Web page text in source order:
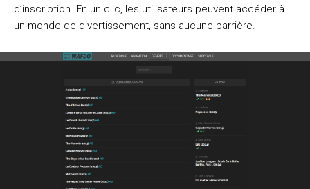
d’inscription. En un clic, les utilisateurs peuvent accéder à
un monde de divertissement, sans aucune barrière.